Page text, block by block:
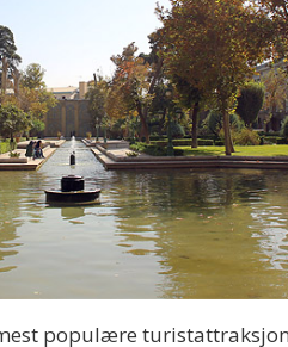
populære